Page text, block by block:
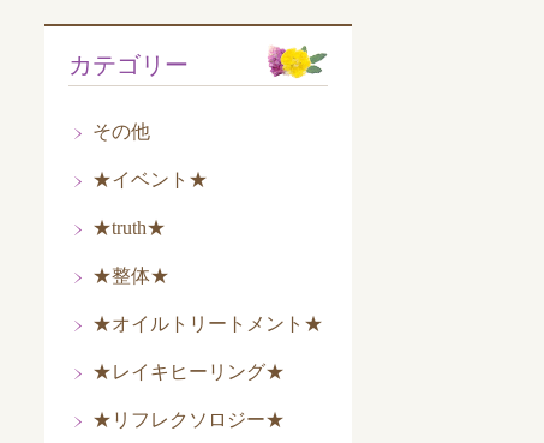
カテゴリー
その他
★イベント★
★truth★
★整体★
★オイルトリートメント★
★レイキヒーリング★
★リフレクソロジー★